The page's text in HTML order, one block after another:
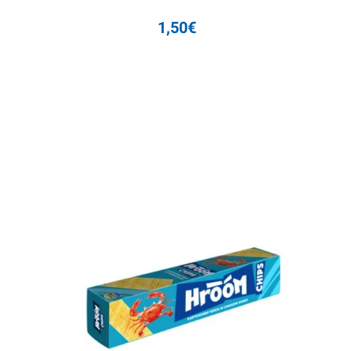
1,50€